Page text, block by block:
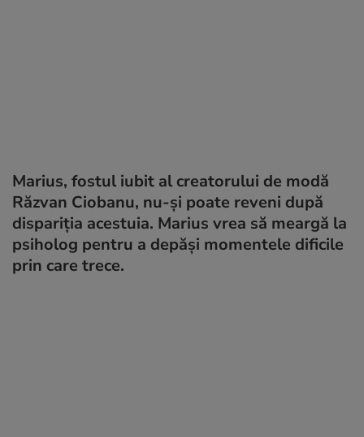
Marius, fostul iubit al creatorului de modă
Răzvan Ciobanu, nu-și poate reveni după
dispariția acestuia. Marius vrea să meargă la
psiholog pentru a depăși momentele dificile
prin care trece.